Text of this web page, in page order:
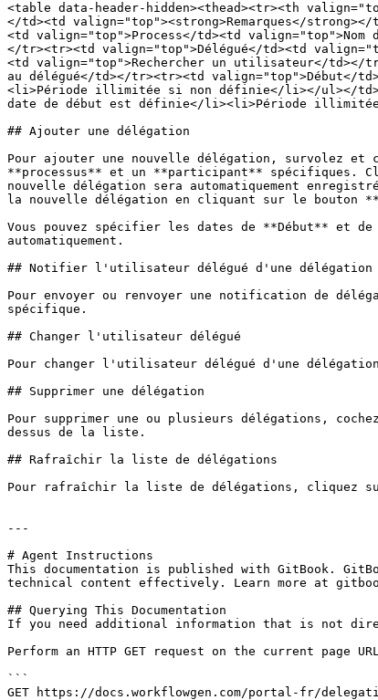
<table data-header-hidden><thead><tr><th
</td><td valign="top"><strong>Remarques</
<td valign="top">Process</td><td
</tr><tr><td valign="top">Délégué</td><td
<td valign="top">Rechercher un utilisateur</td></
au délégué</td></tr><tr><td
<li>Période illimitée si non définie</li></ul></
date de début est définie</li><li>Période
## Ajouter une délégation
Pour ajouter une nouvelle délégation, survolez
**processus** et un **participant** spécifiques.
nouvelle délégation sera automatiquement
la nouvelle délégation en cliquant sur le bouton
Vous pouvez spécifier les dates de **Début** et
automatiquement.
## Notifier l'utilisateur délégué d'une délégation
Pour envoyer ou renvoyer une notification de
spécifique.
## Changer l'utilisateur délégué
Pour changer l'utilisateur délégué d'une
## Supprimer une délégation
Pour supprimer une ou plusieurs délégations,
dessus de la liste.
## Rafraîchir la liste de délégations
Pour rafraîchir la liste de délégations, cliquez
---
# Agent Instructions
This documentation is published with GitBook.
technical content effectively. Learn more at
## Querying This Documentation
If you need additional information that is not
Perform an HTTP GET request on the current page
```
GET https://docs.workflowgen.com/portal-fr/